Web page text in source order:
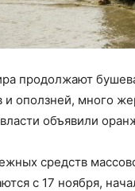
продолжают
и оползней, много
объявили
средств
с 17 ноября,